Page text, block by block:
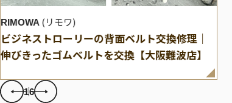
RIMOWA (リモワ)
ビジネストローリーの背面ベルト交換修理｜
伸びきったゴムベルトを交換【大阪難波店】
16